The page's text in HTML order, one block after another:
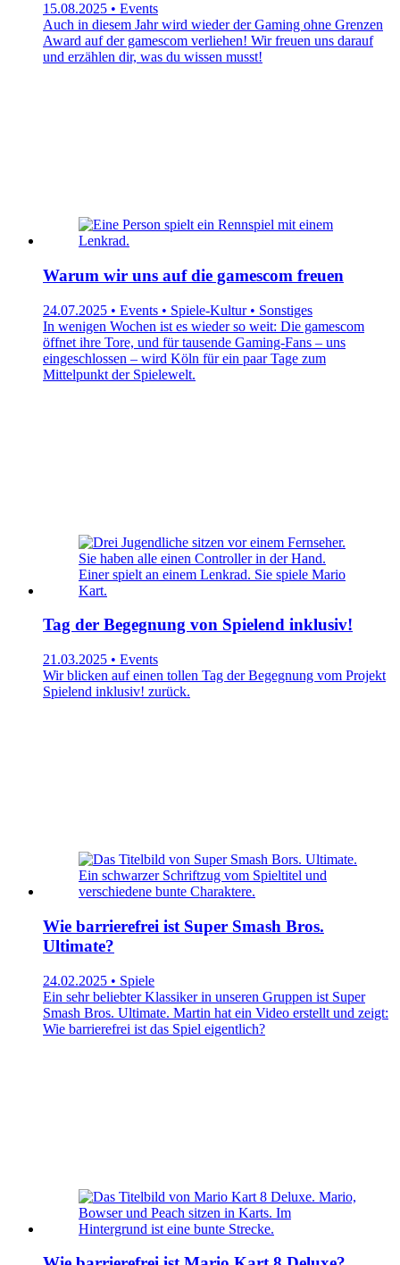
15.08.2025 • Events
Auch in diesem Jahr wird wieder der Gaming ohne Grenzen
Award auf der gamescom verliehen! Wir freuen uns darauf
und erzählen dir, was du wissen musst!
Warum wir uns auf die gamescom freuen
24.07.2025 • Events • Spiele-Kultur • Sonstiges
In wenigen Wochen ist es wieder so weit: Die gamescom
öffnet ihre Tore, und für tausende Gaming-Fans – uns
eingeschlossen – wird Köln für ein paar Tage zum
Mittelpunkt der Spielewelt.
Tag der Begegnung von Spielend inklusiv!
21.03.2025 • Events
Wir blicken auf einen tollen Tag der Begegnung vom Projekt
Spielend inklusiv! zurück.
Wie barrierefrei ist Super Smash Bros.
Ultimate?
24.02.2025 • Spiele
Ein sehr beliebter Klassiker in unseren Gruppen ist Super
Smash Bros. Ultimate. Martin hat ein Video erstellt und zeigt:
Wie barrierefrei ist das Spiel eigentlich?